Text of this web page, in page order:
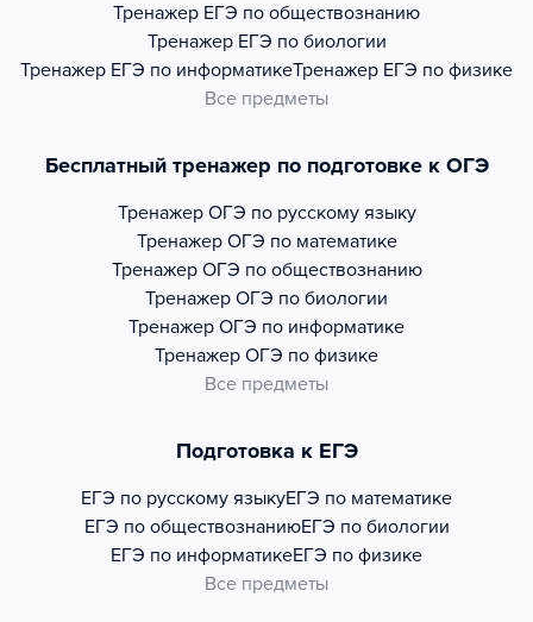
Тренажер ЕГЭ по обществознанию
Тренажер ЕГЭ по биологии
Тренажер ЕГЭ по информатикеТренажер ЕГЭ по физике
Все предметы
Бесплатный тренажер по подготовке к ОГЭ
Тренажер ОГЭ по русскому языку
Тренажер ОГЭ по математике
Тренажер ОГЭ по обществознанию
Тренажер ОГЭ по биологии
Тренажер ОГЭ по информатике
Тренажер ОГЭ по физике
Все предметы
Подготовка к ЕГЭ
ЕГЭ по русскому языкуЕГЭ по математике
ЕГЭ по обществознаниюЕГЭ по биологии
ЕГЭ по информатикеЕГЭ по физике
Все предметы